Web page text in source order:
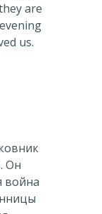
are
us.
Он
война